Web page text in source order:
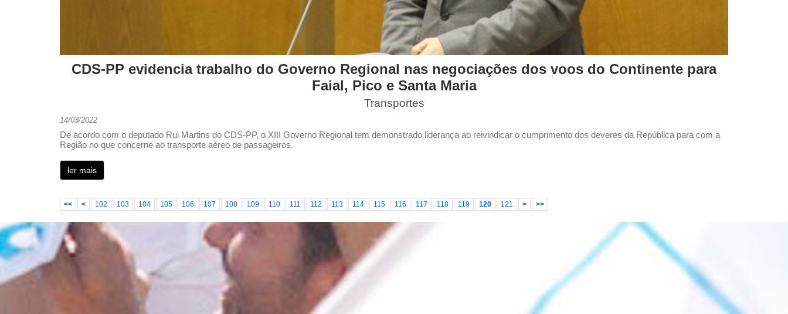
CDS-PP evidencia trabalho do Governo Regional nas negociações dos voos do Continente para
Faial, Pico e Santa Maria
Transportes
14/03/2022
De acordo com o deputado Rui Martins do CDS-PP, o XIII Governo Regional tem demonstrado liderança ao reivindicar o cumprimento dos deveres da República para com a
Região no que concerne ao transporte aéreo de passageiros.
ler mais
<< < 102 103 104 105 106 107 108 109 110 111 112 113 114 115 116 117 118 119 120 121 > >>